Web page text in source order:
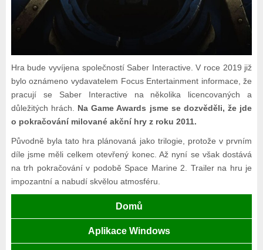
Hra bude vyvíjena společností Saber Interactive. V roce 2019 již
bylo oznámeno vydavatelem Focus Entertainment informace, že
pracují se Saber Interactive na několika licencovaných a
důležitých hrách.
Na Game Awards jsme se dozvěděli, že jde
o pokračování milované akční hry z roku 2011.
Původně byla tato hra plánovaná jako trilogie, protože v prvním
díle jsme měli celkem otevřený konec. Až nyní se však dostává
na trh pokračování v podobě Space Marine 2. Trailer na hru je
impozantní a nabudí skvělou atmosféru.
Domů
Aplikace Windows